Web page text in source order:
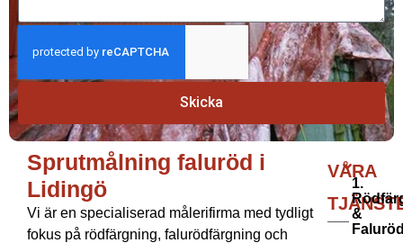
Skicka
Sprutmålning faluröd i Lidingö
Sprutmålning faluröd i
Lidingö
Vi är en specialiserad målerifirma med tydligt
fokus på rödfärgning, falurödfärgning och
VÅRA
1.
&